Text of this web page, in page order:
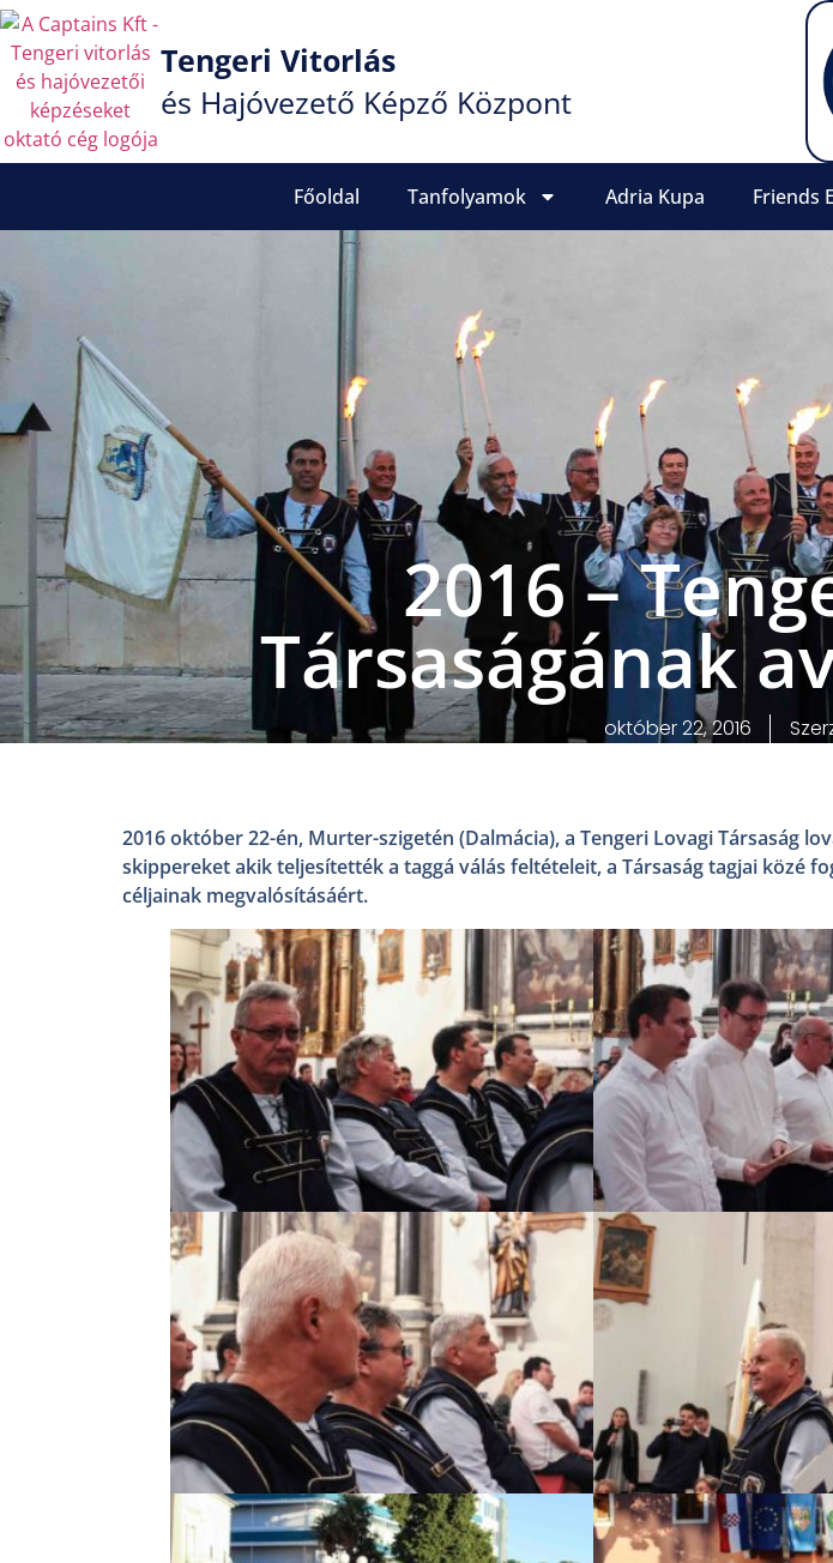
Tengeri Vitorlás
és Hajóvezető Képző Központ
Főoldal Tanfolyamok Adria Kupa Friends
2016 –
Társaságának
október 22, 2016
2016 október 22-én, Murter-szigetén (Dalmácia), a Tengeri Lovagi Társaság
skippereket akik teljesítették a taggá válás feltételeit, a Társaság tagjai közé
céljainak megvalósításáért.